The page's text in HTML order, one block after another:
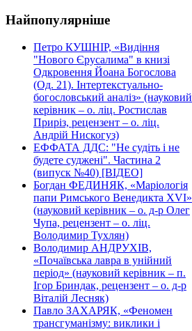
Найпопулярніше
Петро КУШНІР, «Видіння
"Нового Єрусалима" в книзі
Одкровення Йоана Богослова
(Од. 21). Інтертекстуально-
богословський аналіз» (науковий
керівник – о. ліц. Ростислав
Приріз, рецензент – о. ліц.
Андрій Нискогуз)
ЕФФАТА ДДС: "Не судіть і не
будете суджені". Частина 2
(випуск №40) [ВІДЕО]
Богдан ФЕДИНЯК, «Маріологія
папи Римського Венедикта XVI»
(науковий керівник – о. д-р Олег
Чупа, рецензент – о. ліц.
Володимир Тухлян)
Володимир АНДРУХІВ,
«Почаївська лавра в унійний
період» (науковий керівник – п.
Ігор Бриндак, рецензент – о. д-р
Віталій Лесняк)
Павло ЗАХАРЯК, «Феномен
трансгуманізму: виклики і